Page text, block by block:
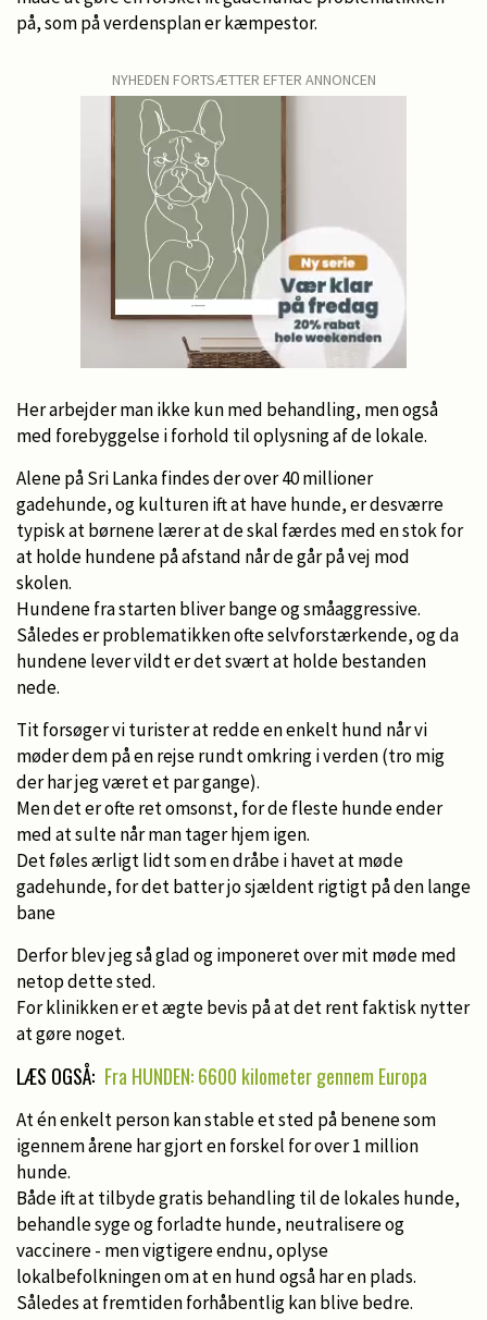
på, som på verdensplan er kæmpestor.
NYHEDEN FORTSÆTTER EFTER ANNONCEN
Her arbejder man ikke kun med behandling, men også
med forebyggelse i forhold til oplysning af de lokale.
Alene på Sri Lanka findes der over 40 millioner
gadehunde, og kulturen ift at have hunde, er desværre
typisk at børnene lærer at de skal færdes med en stok for
at holde hundene på afstand når de går på vej mod
skolen.
Hundene fra starten bliver bange og småaggressive.
Således er problematikken ofte selvforstærkende, og da
hundene lever vildt er det svært at holde bestanden
nede.
Tit forsøger vi turister at redde en enkelt hund når vi
møder dem på en rejse rundt omkring i verden (tro mig
der har jeg været et par gange).
Men det er ofte ret omsonst, for de fleste hunde ender
med at sulte når man tager hjem igen.
Det føles ærligt lidt som en dråbe i havet at møde
gadehunde, for det batter jo sjældent rigtigt på den lange
bane
Derfor blev jeg så glad og imponeret over mit møde med
netop dette sted.
For klinikken er et ægte bevis på at det rent faktisk nytter
at gøre noget.
LÆS OGSÅ: Fra HUNDEN: 6600 kilometer gennem Europa
At én enkelt person kan stable et sted på benene som
igennem årene har gjort en forskel for over 1 million
hunde.
Både ift at tilbyde gratis behandling til de lokales hunde,
behandle syge og forladte hunde, neutralisere og
vaccinere - men vigtigere endnu, oplyse
lokalbefolkningen om at en hund også har en plads.
Således at fremtiden forhåbentlig kan blive bedre.